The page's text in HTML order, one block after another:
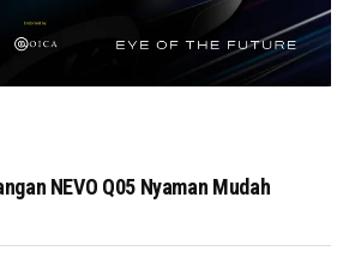
NEVO Q05 Nyaman Mudah